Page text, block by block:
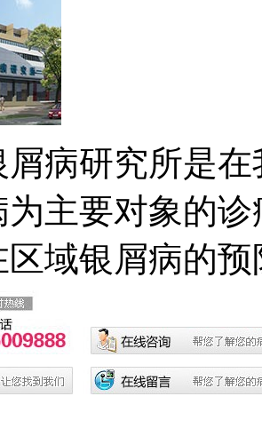
屑病研究所是
为主要对象的
区域银屑病的预